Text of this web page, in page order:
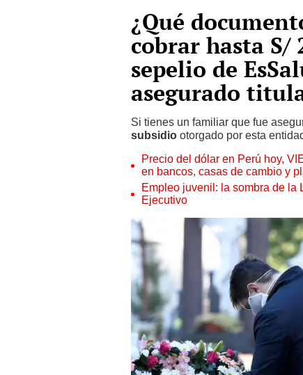
¿Qué
cobrar hasta S/
sepelio de
asegurado
Si tienes un familiar que fue
subsidio otorgado por esta
Precio del dólar en Perú hoy,
en bancos, casas de cambio y
Empleo juvenil: la sombra de la
Ejecutivo